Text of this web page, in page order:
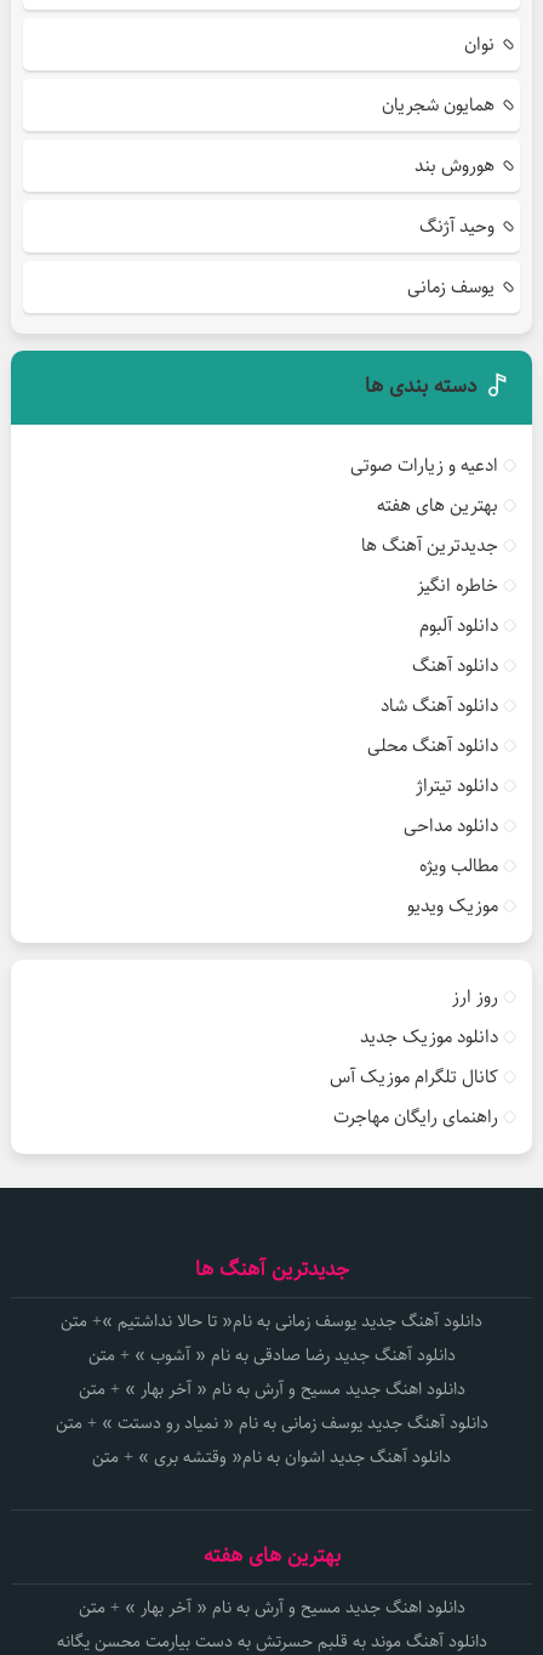
نوان
همایون شجریان
هوروش بند
وحید آژنگ
یوسف زمانی
دسته بندی ها
ادعیه و زیارات صوتی
بهترین های هفته
جدیدترین آهنگ ها
خاطره انگیز
دانلود آلبوم
دانلود آهنگ
دانلود آهنگ شاد
دانلود آهنگ محلی
دانلود تیتراژ
دانلود مداحی
مطالب ویژه
موزیک ویدیو
روز ارز
دانلود موزیک جدید
کانال تلگرام موزیک آس
راهنمای رایگان مهاجرت
جدیدترین آهنگ ها
دانلود آهنگ جدید یوسف زمانی به نام« تا حالا نداشتیم »+ متن
دانلود آهنگ جدید رضا صادقی به نام « آشوب » + متن
دانلود اهنگ جدید مسیح و آرش به نام « آخر بهار » + متن
دانلود آهنگ جدید یوسف زمانی به نام « نمیاد رو دستت » + متن
دانلود آهنگ جدید اشوان به نام« وقتشه بری » + متن
بهترین های هفته
دانلود اهنگ جدید مسیح و آرش به نام « آخر بهار » + متن
دانلود آهنگ موند به قلبم حسرتش به دست بیارمت محسن یگانه